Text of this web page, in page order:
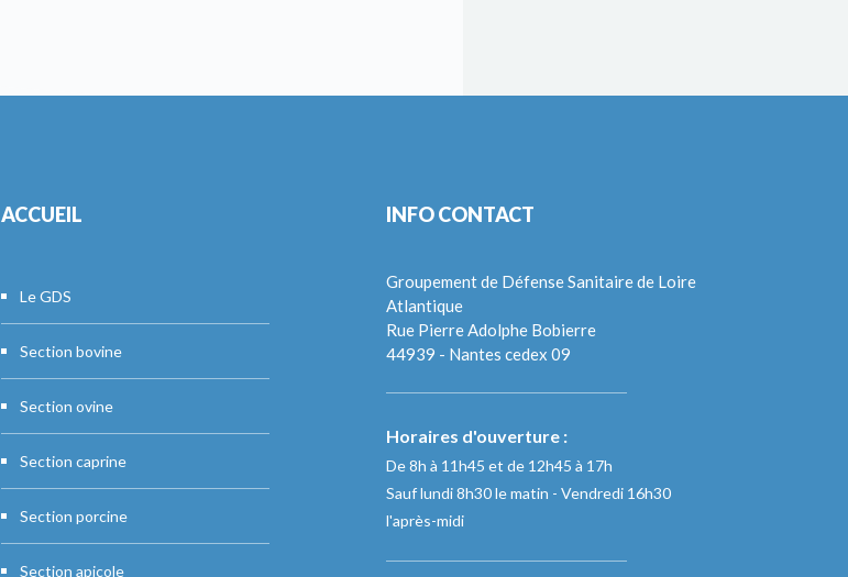
ACCUEIL
Le GDS
Section bovine
Section ovine
Section caprine
Section porcine
Section apicole
INFO CONTACT
Groupement de Défense Sanitaire de Loire
Atlantique
Rue Pierre Adolphe Bobierre
44939 - Nantes cedex 09
Horaires d'ouverture :
De 8h à 11h45 et de 12h45 à 17h
Sauf lundi 8h30 le matin - Vendredi 16h30
l'après-midi